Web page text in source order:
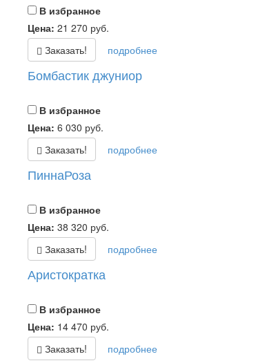
В избранное
Цена: 21 270 руб.
Заказать!
подробнее
Бомбастик джуниор
В избранное
Цена: 6 030 руб.
Заказать!
подробнее
ПиннаРоза
В избранное
Цена: 38 320 руб.
Заказать!
подробнее
Аристократка
В избранное
Цена: 14 470 руб.
Заказать!
подробнее